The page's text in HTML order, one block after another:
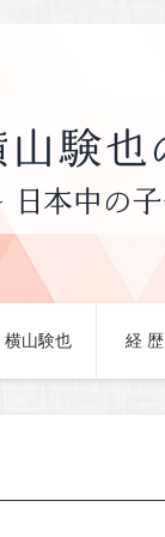
横山験也 経 歴